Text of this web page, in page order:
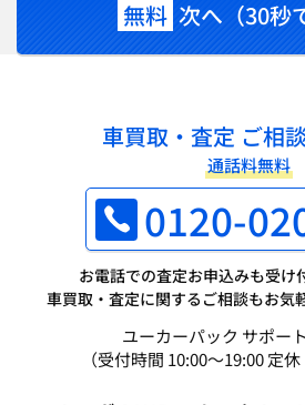
無料 次へ（30秒
車買取・査定 ご相
通話料無料
0120-
お電話での査定お申込みも受け
車買取・査定に関するご相談もお気
ユーカーパック サポー
（受付時間 10:00～19:00 定